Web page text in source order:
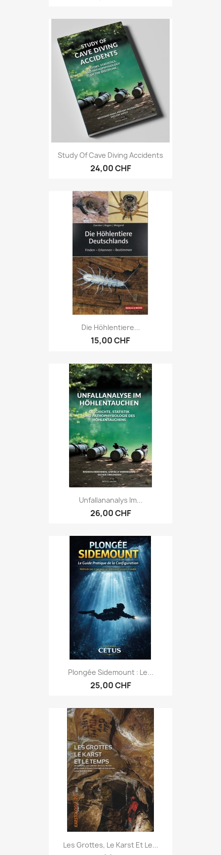
Study Of Cave Diving Accidents
24,00 CHF
Die Höhlentiere...
15,00 CHF
Unfallananalys Im...
26,00 CHF
Plongée Sidemount : Le...
25,00 CHF
Les Grottes, Le Karst Et Le...